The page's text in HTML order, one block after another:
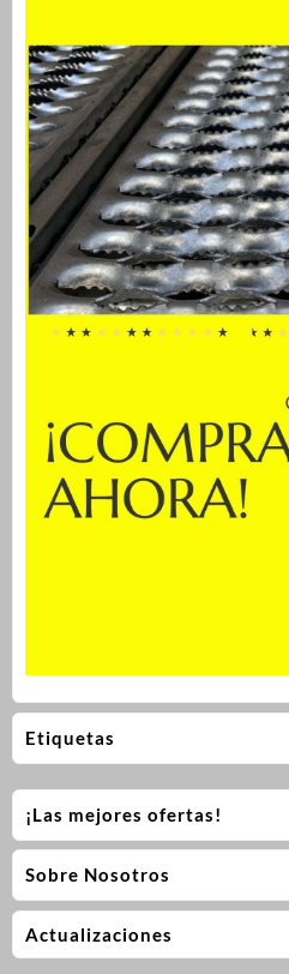
Etiquetas
¡Las mejores ofertas!
Sobre Nosotros
Actualizaciones